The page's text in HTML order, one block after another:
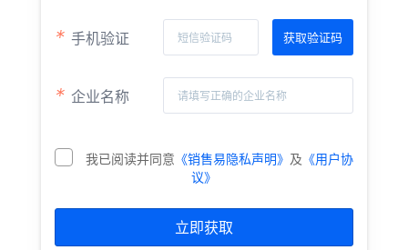
* 手机验证
* 企业名称
我已阅读并同意 《销售易隐私声明》 及 《用户协
议》
立即获取